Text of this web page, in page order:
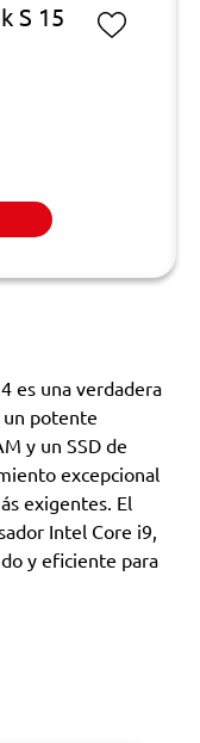
S 15
es una verdadera
un potente
y un SSD de
excepcional
exigentes. El
Intel Core i9,
y eficiente para